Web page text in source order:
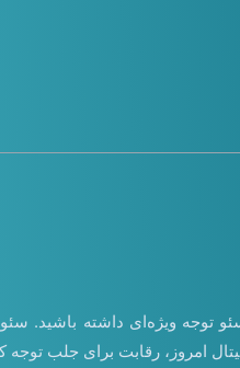
توجه ویژه‌ای داشته باشید.
امروز، رقابت برای جلب توجه